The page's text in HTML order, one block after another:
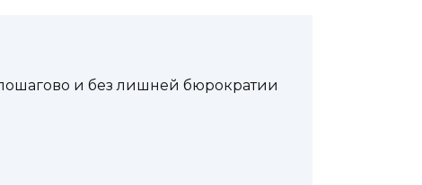
и без лишней бюрократии